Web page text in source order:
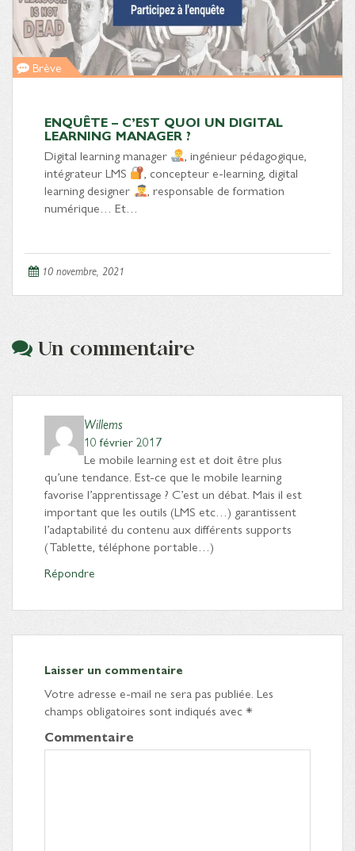
Brève
ENQUÊTE – C’EST QUOI UN DIGITAL
LEARNING MANAGER ?
Digital learning manager
, ingénieur pédagogique,
intégrateur LMS
, concepteur e-learning, digital
learning designer
, responsable de formation
numérique… Et…
10 novembre, 2021
Un commentaire
Willems
10 février 2017
Le mobile learning est et doit être plus
qu’une tendance. Est-ce que le mobile learning
favorise l’apprentissage ? C’est un débat. Mais il est
important que les outils (LMS etc…) garantissent
l’adaptabilité du contenu aux différents supports
(Tablette, téléphone portable…)
Répondre
Laisser un commentaire
Votre adresse e-mail ne sera pas publiée. Les
champs obligatoires sont indiqués avec*
Commentaire